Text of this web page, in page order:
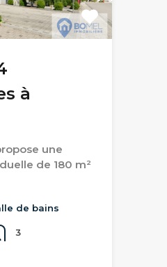
à
une
de 180 m²
de bains
3